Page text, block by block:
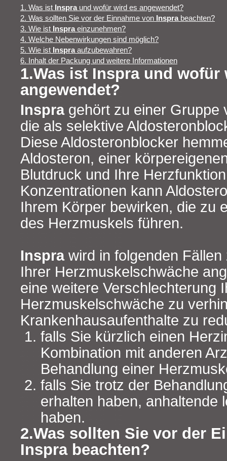
1. Was ist Inspraund wofür wird es angewendet?
2. Was sollten Sie vor der Einnahme von Insprabeachten?
3. Wie ist Inspraeinzunehmen?
4. Welche Nebenwirkungen sind möglich?
5. Wie ist Inspraaufzubewahren?
6. Inhalt der Packung und weitere Informationen
1.Was ist Inspra und wofür
angewendet?
Inspragehört zu einer Gruppe
die als selektive
Diese Aldosteronblocker
Aldosteron, einer
Blutdruck und Ihre
Konzentrationen kann
Ihrem Körper bewirken, die zu
des Herzmuskels führen.
Inspra wird in folgenden
Ihrer Herzmuskelschwäche
eine weitere Verschlechterung
Herzmuskelschwäche zu
Krankenhausaufenthalte zu
falls Sie kürzlich einen
Kombination mit anderen
Behandlung einer
falls Sie trotz der
erhalten haben, anhaltende
haben.
2.Was sollten Sie vor der
Inspra beachten?